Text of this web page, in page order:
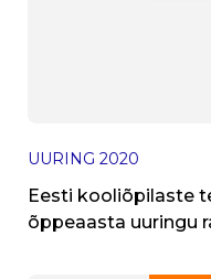
UURING 2020
Eesti kooliõpilaste
õppeaasta uuringu